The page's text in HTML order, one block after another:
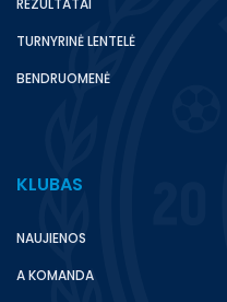
REZULTATAI
TURNYRINĖ LENTELĖ
BENDRUOMENĖ
KLUBAS
NAUJIENOS
A KOMANDA